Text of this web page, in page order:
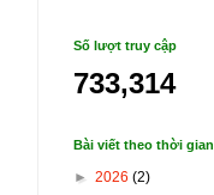
Số lượt truy cập
733,314
Bài viết theo thời gian
► 2026 (2)